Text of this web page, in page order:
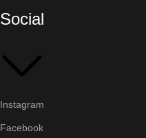
Social
Instagram
Facebook